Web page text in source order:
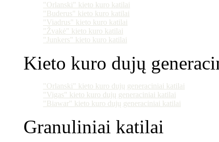
"Orlanski" kieto kuro katilai
"Buderus" kieto kuro katilai
"Viadrus" kieto kuro katilai
"Žvakė" kieto kuro katilai
"Junkers" kieto kuro katilai
Kieto kuro dujų
"Orlanski" kieto kuro dujų generaciniai katilai
"Vigas" kieto kuro dujų generaciniai katilai
"Biawar" kieto kuro dujų generaciniai katilai
Granuliniai katilai